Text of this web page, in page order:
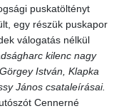
puskatöltényt
egy részük puskapor
válogatás nélkül
kilenc nagy
István, Klapka
János csataleírásai.
Cennerné